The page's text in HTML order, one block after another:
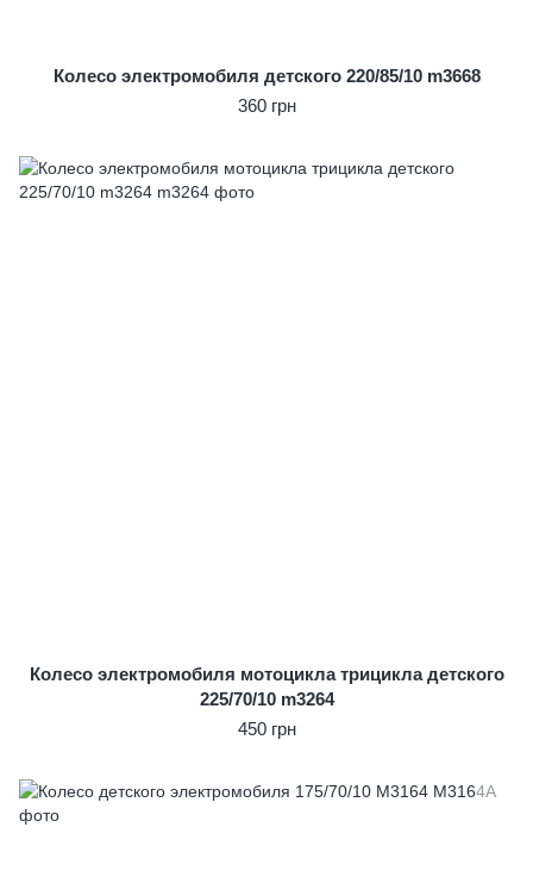
Колесо электромобиля детского 220/85/10 m3668
360 грн
Колесо электромобиля мотоцикла трицикла детского
225/70/10 m3264
450 грн